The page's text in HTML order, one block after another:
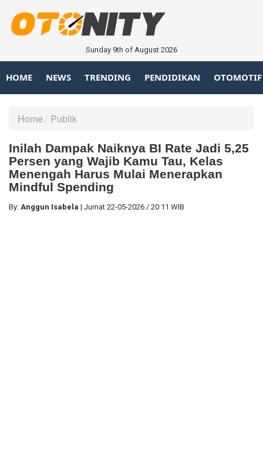
Sunday 9th of August 2026
HOME NEWS TRENDING PENDIDIKAN OTOMOTIF
Home Publik
Inilah Dampak Naiknya BI Rate Jadi 5,25
Persen yang Wajib Kamu Tau, Kelas
Menengah Harus Mulai Menerapkan
Mindful Spending
By: Anggun Isabela | Jumat 22-05-2026 / 20:11 WIB